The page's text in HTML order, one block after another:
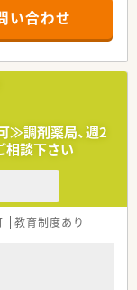
援する体制を整えて
注業務、電話応対、
！（夜間、延長保育
確保できます
い合わせ
≫調剤薬局、週2
相談下さい
教育制度あり